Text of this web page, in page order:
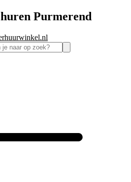
Purmerend